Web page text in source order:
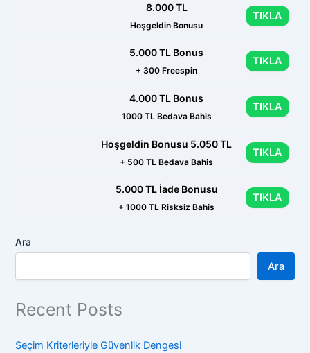
8.000 TL
Hoşgeldin Bonusu
TIKLA
5.000 TL Bonus
+ 300 Freespin
TIKLA
4.000 TL Bonus
1000 TL Bedava Bahis
TIKLA
Hoşgeldin Bonusu 5.050 TL
+ 500 TL Bedava Bahis
TIKLA
5.000 TL İade Bonusu
+ 1000 TL Risksiz Bahis
TIKLA
Ara
Ara
Recent Posts
Seçim Kriterleriyle Güvenlik Dengesi